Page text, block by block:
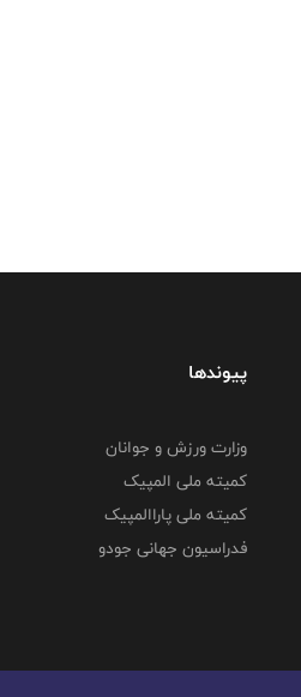
پیوندها
وزارت ورزش و جوانان
کمیته ملی المپیک
کمیته ملی پاراالمپیک
فدراسیون جهانی جودو